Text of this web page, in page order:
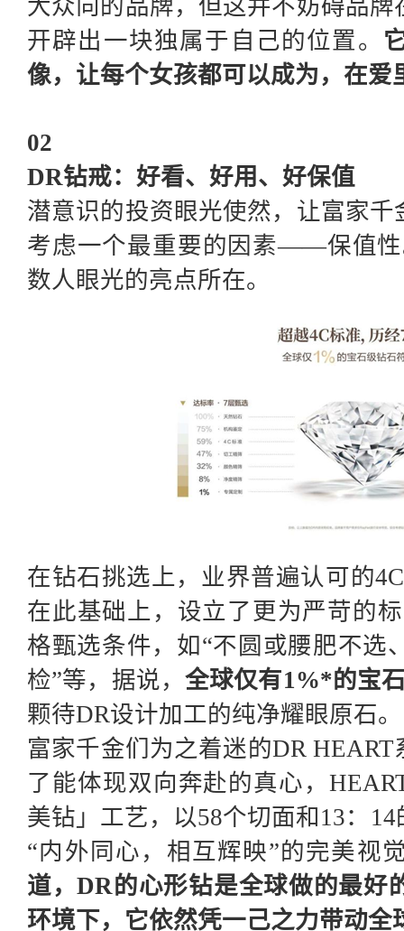
大众向的品牌，但这并不妨碍品
开辟出一块独属于自己的位置。
像，让每个女孩都可以成为，在爱
02
DR钻戒：好看、好用、好保值
潜意识的投资眼光使然，让富家
考虑一个最重要的因素——保值性
数人眼光的亮点所在。
在钻石挑选上，业界普遍认可的
在此基础上，设立了更为严苛的
格甄选条件，如“不圆或腰肥不选
检”等，据说，全球仅有1%*的宝
颗待DR设计加工的纯净耀眼原石。
富家千金们为之着迷的DR
了能体现双向奔赴的真心，
美钻」工艺，以58个切面和13：
“内外同心，相互辉映”的完美视
道，DR的心形钻是全球做的最好
环境下，它依然凭一己之力带动全